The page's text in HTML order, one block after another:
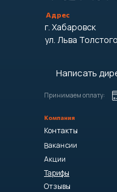
Компания
Адрес
г. Хабаровск
ул. Льва
Принимаем оплату:
Написать
Контакты
Вакансии
Отзывы
Акции
Тарифы